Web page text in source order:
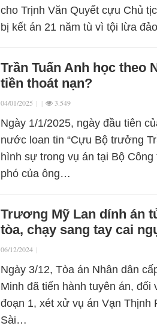
cho Trịnh Văn Quyết cựu Chủ
bị kết án 21 năm tù vì tội lừa
Trần Tuấn Anh học theo
tiền thoát nạn?
04/01/2025 | | 3.549
Ngày 1/1/2025, ngày đầu tiên
nước loan tin “Cựu Bộ trưởng
hình sự trong vụ án tại Bộ
phó của ông…
Trương Mỹ Lan dính án
tòa, chạy sang tay cai
06/12/2024 |
Ngày 3/12, Tòa án Nhân dân
Minh đã tiến hành tuyên án, đối
đoạn 1, xét xử vụ án Vạn Thịnh
Sài…